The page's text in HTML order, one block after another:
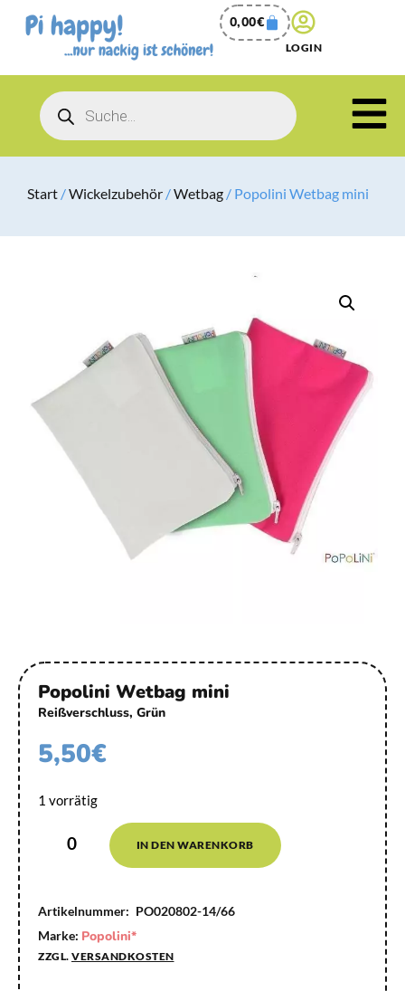
0,00€
LOGIN
Start /Wickelzubehör /Wetbag / Popolini Wetbag mini
Popolini Wetbag mini
Reißverschluss, Grün
5,50€
1 vorrätig
IN DEN WARENKORB
Artikelnummer: PO020802-14/66
Marke: Popolini*
ZZGL. VERSANDKOSTEN